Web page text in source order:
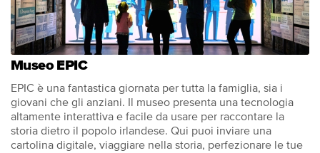
Museo EPIC
EPIC è una fantastica giornata per tutta la famiglia, sia i
giovani che gli anziani. Il museo presenta una tecnologia
altamente interattiva e facile da usare per raccontare la
storia dietro il popolo irlandese. Qui puoi inviare una
cartolina digitale, viaggiare nella storia, perfezionare le tue